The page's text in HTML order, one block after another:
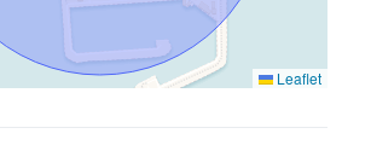
Leaflet